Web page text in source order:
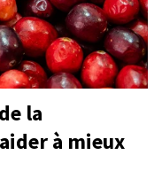
la
à mieux